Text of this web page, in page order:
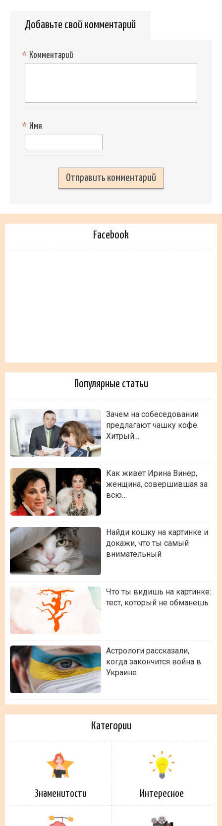
Добавьте свой комментарий
Комментарий
*
Имя
*
Facebook
Популярные статьи
Зачем на собеседовании
предлагают чашку кофе.
Хитрый…
Как живет Ирина Винер,
женщина, совершившая за
всю…
Найди кошку на картинке и
докажи, что ты самый
внимательный
Что ты видишь на картинке:
тест, который не обманешь
Астрологи рассказали,
когда закончится война в
Украине
Категории
Знаменитости Интересное